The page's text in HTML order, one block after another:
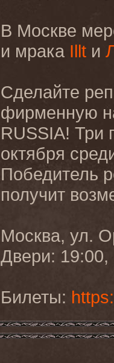
В Москве
и мрака Illt и
Сделайте
фирменную
RUSSIA! Три
октября
Победитель
получит
Москва, ул.
Двери: 19:00,
Билеты: